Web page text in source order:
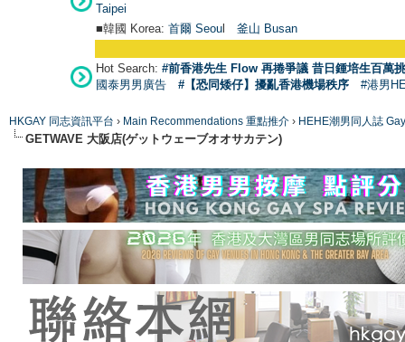
Taipei
■韓國 Korea: 首爾 Seoul 釜山 Busan
Hot Search: #前香港先生 Flow 再捲爭議 昔日鍾培生百萬
國泰男男廣告
#【恐同矮仔】擾亂香港機場秩序 #港男
HKGAY 同志資訊平台 › Main Recommendations 重點推介 › HEHE潮男同人誌
GETWAVE 大阪店(ゲットウェーブオオサカテン)